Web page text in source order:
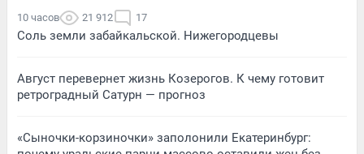
10 часов 21 912 17
Соль земли забайкальской. Нижегородцевы
Август перевернет жизнь Козерогов. К чему готовит
ретроградный Сатурн — прогноз
«Сыночки-корзиночки» заполонили Екатеринбург: